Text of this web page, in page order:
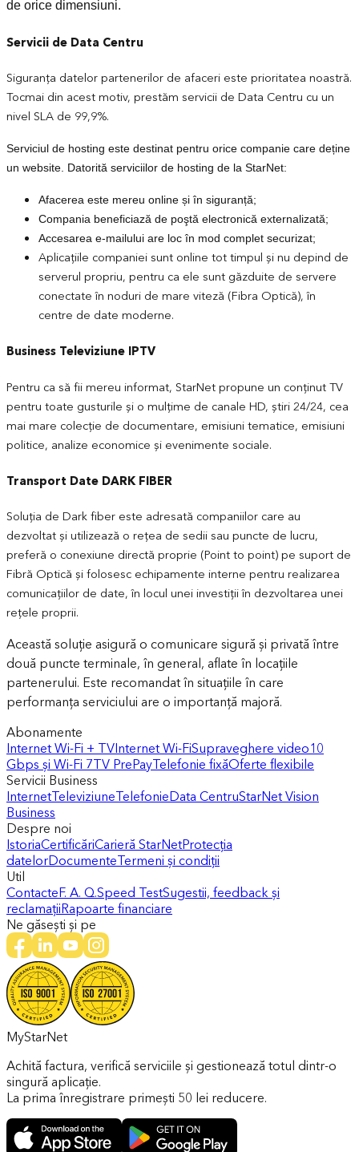
de orice dimensiuni.
Servicii de Data Centru
Siguranța datelor partenerilor de afaceri este prioritatea noastră.
Tocmai din acest motiv, prestăm servicii de Data Centru cu un
nivel SLA de 99,9%.
Serviciul de hosting este destinat pentru orice companie care deține
un website. Datorită serviciilor de hosting de la StarNet:
Afacerea este mereu online și în siguranță;
Compania beneficiază de poştă electronică externalizată;
Accesarea e-mailului are loc în mod complet securizat;
Aplicaţiile companiei sunt online tot timpul şi nu depind de
serverul propriu, pentru ca ele sunt găzduite de servere
conectate în noduri de mare viteză (Fibra Optică), în
centre de date moderne.
Business Televiziune IPTV
Pentru ca să fii mereu informat, StarNet propune un conţinut TV
pentru toate gusturile şi o mulţime de canale HD, știri 24/24, cea
mai mare colecţie de documentare, emisiuni tematice, emisiuni
politice, analize economice și evenimente sociale.
Transport Date DARK FIBER
Soluția de Dark fiber este adresată companiilor care au
dezvoltat și utilizează o rețea de sedii sau puncte de lucru,
preferă o conexiune directă proprie (Point to point) pe suport de
Fibră Optică și folosesc echipamente interne pentru realizarea
comunicațiilor de date, în locul unei investiții în dezvoltarea unei
rețele proprii.
Această soluție asigură o comunicare sigură și privată între
două puncte terminale, în general, aflate în locațiile
partenerului. Este recomandat în situațiile în care
performanța serviciului are o importanță majoră.
Abonamente
Internet Wi-Fi + TVInternet Wi-FiSupraveghere video10
Gbps și Wi-Fi 7TV PrePayTelefonie fixăOferte flexibile
Servicii Business
InternetTeleviziuneTelefonieData CentruStarNet Vision
Business
Despre noi
IstoriaCertificăriCarieră StarNetProtecția
datelorDocumenteTermeni și condiții
Util
ContacteF. A. Q.Speed TestSugestii, feedback și
reclamațiiRapoarte financiare
Ne găsești și pe
MyStarNet
Achită factura, verifică serviciile și gestionează totul dintr-o
singură aplicație.
La prima înregistrare primești 50 lei reducere.